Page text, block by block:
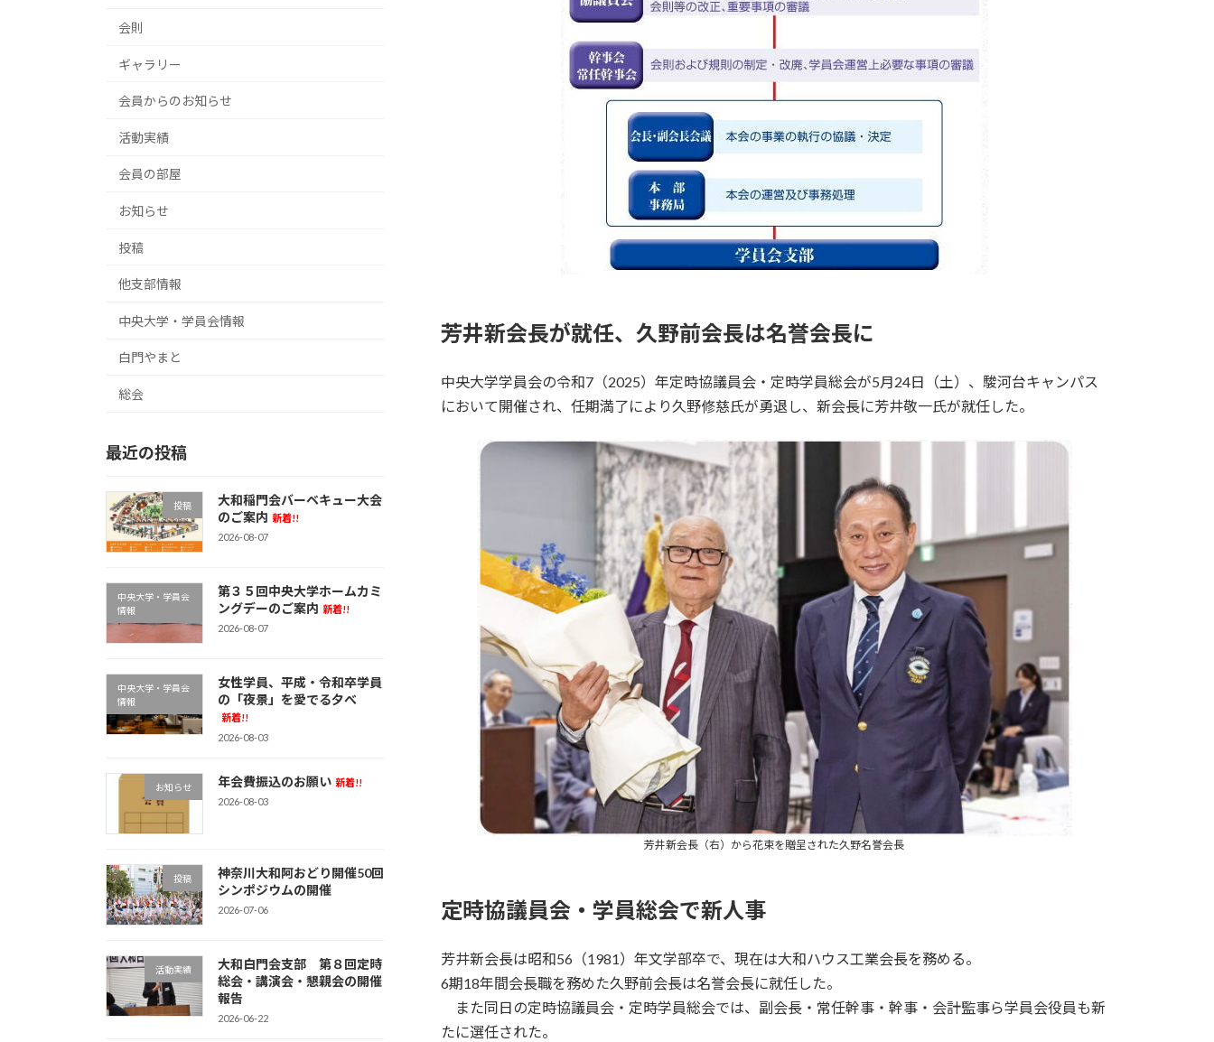
芳井新会長が就任、久野前会長は名誉会長に
中央大学学員会の令和7（2025）年定時協議員会・定時学員総会が5月24日（土）、駿河台キャンパス
において開催され、任期満了により久野修慈氏が勇退し、新会長に芳井敬一氏が就任した。
芳井新会長（右）から花束を贈呈された久野名誉会長
定時協議員会・学員総会で新人事
芳井新会長は昭和56（1981）年文学部卒で、現在は大和ハウス工業会長を務める。
6期18年間会長職を務めた久野前会長は名誉会長に就任した。
また同日の定時協議員会・定時学員総会では、副会長・常任幹事・幹事・会計監事ら学員会役員も新
たに選任された。
会則
ギャラリー
会員からのお知らせ
活動実績
会員の部屋
お知らせ
投稿
他支部情報
中央大学・学員会情報
白門やまと
総会
最近の投稿
投稿
大和稲門会バーベキュー大会
のご案内 新着!!
2026-08-07
中央大学・学員会
情報
第３５回中央大学ホームカミ
ングデーのご案内 新着!!
2026-08-07
中央大学・学員会
情報
女性学員、平成・令和卒学員
の「夜景」を愛でる夕べ
新着!!
2026-08-03
お知らせ 年会費振込のお願い 新着!!
2026-08-03
投稿
神奈川大和阿おどり開催50回
シンポジウムの開催
2026-07-06
活動実績
大和白門会支部 第８回定時
総会・講演会・懇親会の開催
報告
2026-06-22